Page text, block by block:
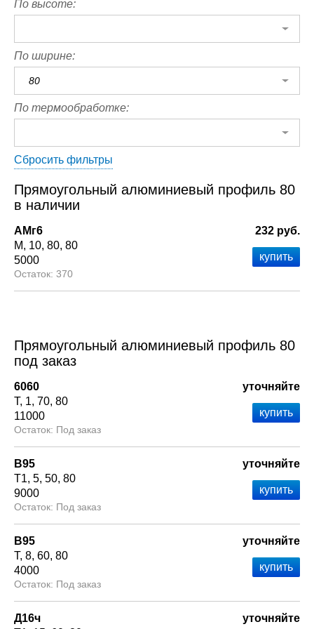
По высоте:
По ширине:
80
По термообработке:
Сбросить фильтры
Прямоугольный алюминиевый профиль 80
в наличии
АМг6
М
10 80 80
5000
370
232 руб.
Прямоугольный алюминиевый профиль 80
под заказ
6060
Т 1 70 80
11000
Под заказ
уточняйте
В95
Т1 5 50 80
9000
Под заказ
уточняйте
В95
Т 8 60 80
4000
Под заказ
уточняйте
Д16ч
уточняйте